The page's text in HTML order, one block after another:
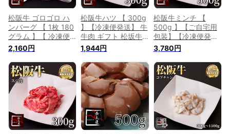
松阪牛 ゴロゴロ ハ
ンバーグ 【 1枚 180
グラム 】【 冷凍便
発送 】牛 牛肉 ギフ
ト 松坂牛 お歳暮 ク
リスマス お中元 誕
生日プレゼント プレ
ゼント 贈り物 長太
屋
2,160円
松阪牛ハツ 【 300g
】【冷凍便発送】 牛
牛肉 ギフト 松坂牛
お歳暮 クリスマス
お中元 ホルモン ハ
ツ 誕生日プレゼント
プレゼント 贈り物
長太屋
1,944円
松阪牛ミンチ 【
500g 】【ご自宅用
包装】【冷凍便発
送】 牛 牛肉 ギフト
松坂牛 お歳暮 クリ
スマス お中元 ミン
チ 誕生日プレゼント
プレゼント 贈り物
長太屋
3,780円